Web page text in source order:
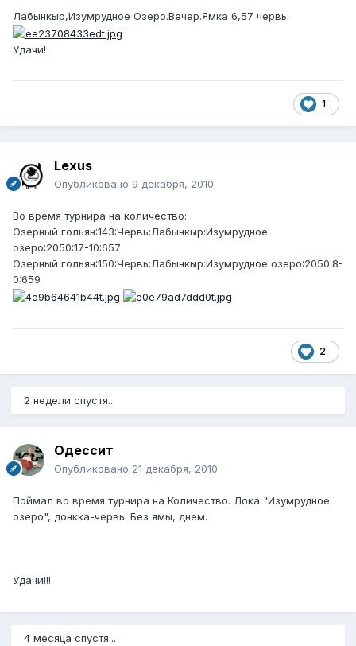
Лабынкыр,Изумрудное Озеро.Вечер.Ямка 6,57 червь.
Удачи!
1
Lexus
Опубликовано 9 декабря, 2010
Во время турнира на количество:
Озерный гольян:143:Червь:Лабынкыр:Изумрудное
озеро:2050:17-10:657
Озерный гольян:150:Червь:Лабынкыр:Изумрудное озеро:2050:8-
0:659
2
2 недели спустя...
Одессит
Опубликовано 21 декабря, 2010
Поймал во время турнира на Количество. Лока "Изумрудное
озеро", донкка-червь. Без ямы, днем.
Удачи!!!
4 месяца спустя...